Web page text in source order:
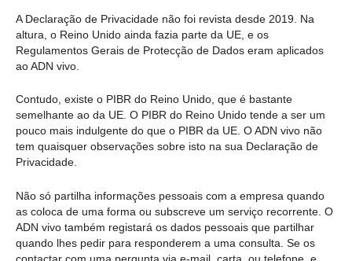
A Declaração de Privacidade não foi revista desde 2019. Na
altura, o Reino Unido ainda fazia parte da UE, e os
Regulamentos Gerais de Protecção de Dados eram aplicados
ao ADN vivo.
Contudo, existe o PIBR do Reino Unido, que é bastante
semelhante ao da UE. O PIBR do Reino Unido tende a ser um
pouco mais indulgente do que o PIBR da UE. O ADN vivo não
tem quaisquer observações sobre isto na sua Declaração de
Privacidade.
Não só partilha informações pessoais com a empresa quando
as coloca de uma forma ou subscreve um serviço recorrente. O
ADN vivo também registará os dados pessoais que partilhar
quando lhes pedir para responderem a uma consulta. Se os
contactar com uma pergunta via e-mail, carta, ou telefone, e